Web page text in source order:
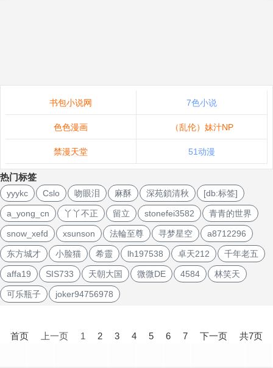
书包小说网 7色小说
色色漫画 （乱伦）妹汁NP
禁漫天堂 51动漫
热门标签
yyykc Cslo 吻眼泪 麻酥 深苑鎖清秋 [db:标签]
a_yong_cn 丫丫不正 留立 stonefei3582 青青的世界
snow_xefd xsunson 法輪至尊 寻梦星空 a8712296
东方城才 小脸猫 希靈 lh197538 卓天212 千年老五
affa19 SIS733 天朝大国 微微DE 4584 林笑天
可乐瓶子 joker94756978
首页 上一页 1 2 3 4 5 6 7 下一页 共7页